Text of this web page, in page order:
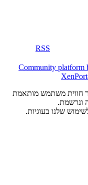
RSS
Community platform
חווית משתמש מותאמת
ונרשמת.
שלנו בעוגיות.